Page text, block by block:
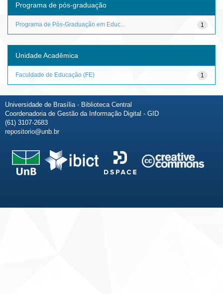
Programa de pós-graduação
1
Programa de Pós-Graduação em Educ...
Unidade Acadêmica
1
Faculdade de Educação (FE)
Universidade de Brasília - Biblioteca Central
Coordenadoria de Gestão da Informação Digital - GID
(61) 3107-2683
repositorio@unb.br